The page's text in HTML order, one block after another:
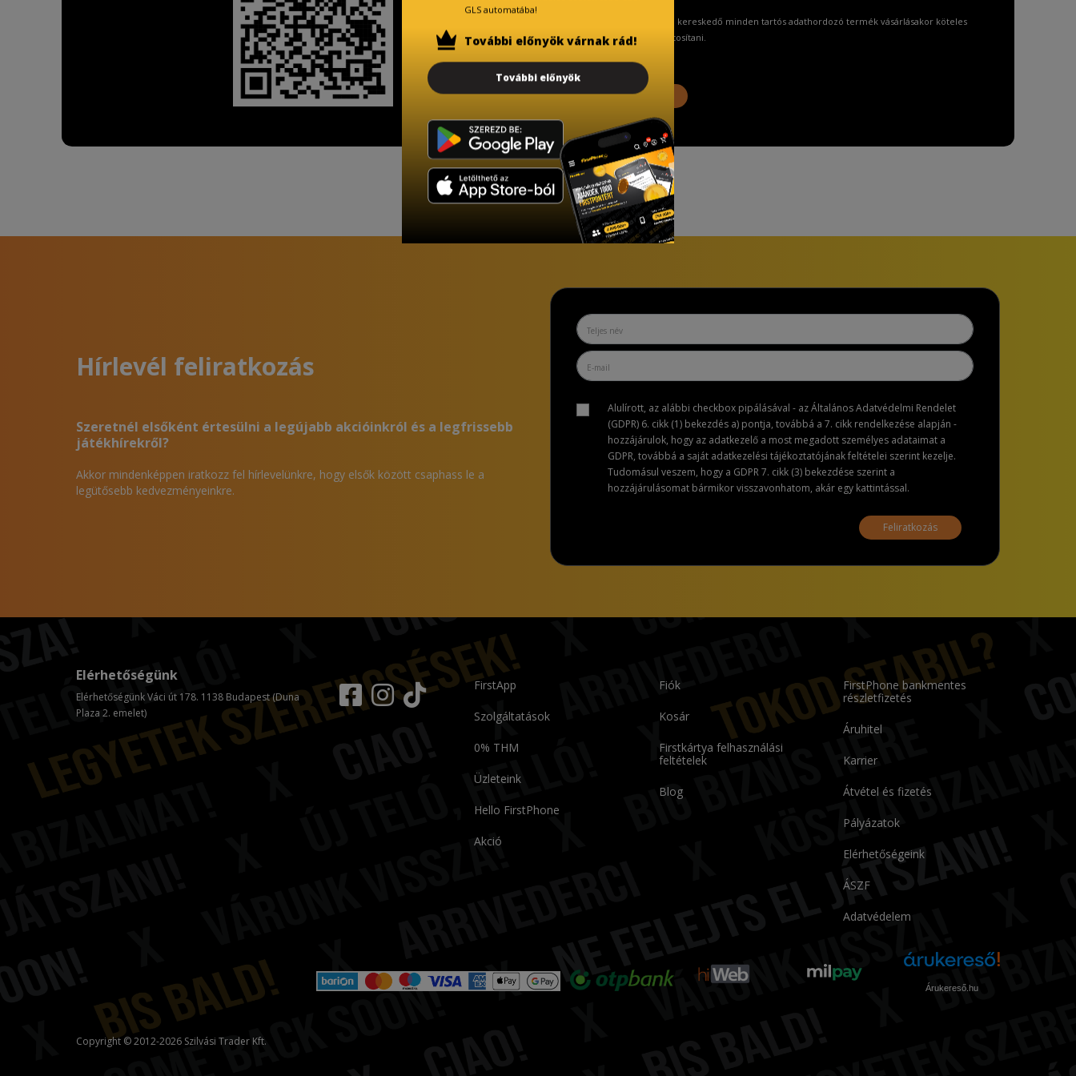
A Kormány döntése alapján a kereskedő minden tartós adathordozó termék vásárlásakor köteles
ingyenes adattörlő kódot biztosítani.
További információ
Hírlevél feliratkozás
Szeretnél elsőként értesülni a legújabb akcióinkról és a legfrissebb
játékhírekről?
Akkor mindenképpen iratkozz fel hírlevelünkre, hogy elsők között csaphass le a
legütősebb kedvezményeinkre.
Alulírott, az alábbi checkbox pipálásával - az Általános Adatvédelmi Rendelet
(GDPR) 6. cikk (1) bekezdés a) pontja, továbbá a 7. cikk rendelkezése alapján -
hozzájárulok, hogy az adatkezelő a most megadott személyes adataimat a
GDPR, továbbá a saját adatkezelési tájékoztatójának feltételei szerint kezelje.
Tudomásul veszem, hogy a GDPR 7. cikk (3) bekezdése szerint a
hozzájárulásomat bármikor visszavonhatom, akár egy kattintással.
Feliratkozás
FirstApp
Szolgáltatások
0% THM
Üzleteink
Hello FirstPhone
Akció
Fiók
Kosár
Firstkártya felhasználási
feltételek
Blog
FirstPhone bankmentes
részletfizetés
Áruhitel
Karrier
Átvétel és fizetés
Pályázatok
Elérhetőségeink
ÁSZF
Adatvédelem
Elérhetőségünk
Elérhetőségünk Váci út 178. 1138 Budapest (Duna
Plaza 2. emelet)
Árukereső.hu
Copyright © 2012-2026 Szilvási Trader Kft.
GLS automatába!
További előnyök várnak rád!
További előnyök